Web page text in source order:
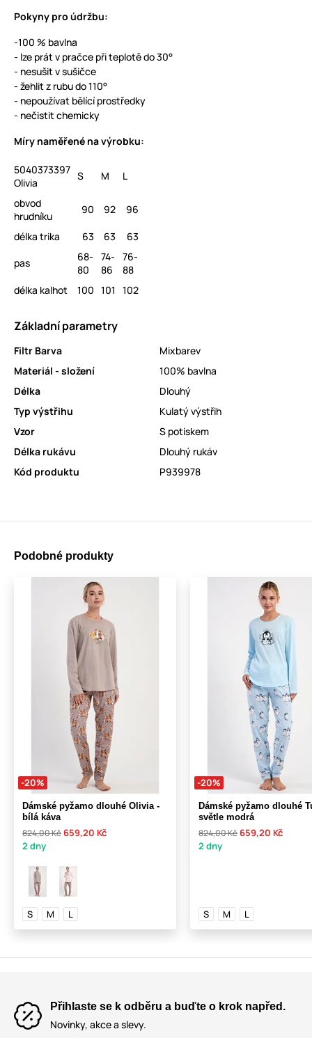
Pokyny pro údržbu:
-100 % bavlna
- lze prát v pračce při teplotě do 30°
- nesušit v sušičce
- žehlit z rubu do 110°
- nepoužívat bělící prostředky
- nečistit chemicky
Míry naměřené na výrobku:
5040373397
Olivia
S M L
obvod
hrudníku
90 92 96
délka trika 63 63
63
pas
68-
80
74-
86
76-
88
délka kalhot
100 101 102
Základní parametry
Filtr Barva
Mixbarev
Materiál - složení
100% bavlna
Délka
Dlouhý
Typ výstřihu
Kulatý výstřih
Vzor
S potiskem
Délka rukávu
Dlouhý rukáv
Kód produktu
P939978
Podobné produkty
-20%
Dámské pyžamo dlouhé Olivia -
bílá káva
824,00 Kč 659,20 Kč
2 dny
S M L
-20%
Dámské pyžamo dlouhé
světle modrá
824,00 Kč 659,20 Kč
2 dny
S M L
Přihlaste se k odběru a buďte o krok napřed.
Novinky, akce a slevy.